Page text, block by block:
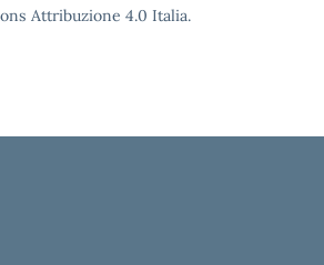
Attribuzione 4.0 Italia.